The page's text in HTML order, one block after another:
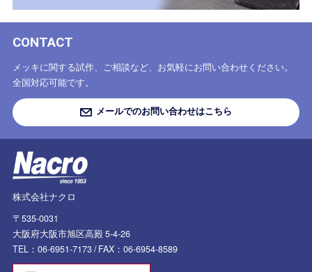
株式会社ナクロ
〒535-0031
大阪府大阪市旭区高殿 5-4-26
TEL：06-6951-7173 /FAX：06-6954-8589
CONTACT
メッキに関する試作、ご相談など、お気軽にお問い合わせください。
全国対応可能です。
メールでのお問い合わせはこちら